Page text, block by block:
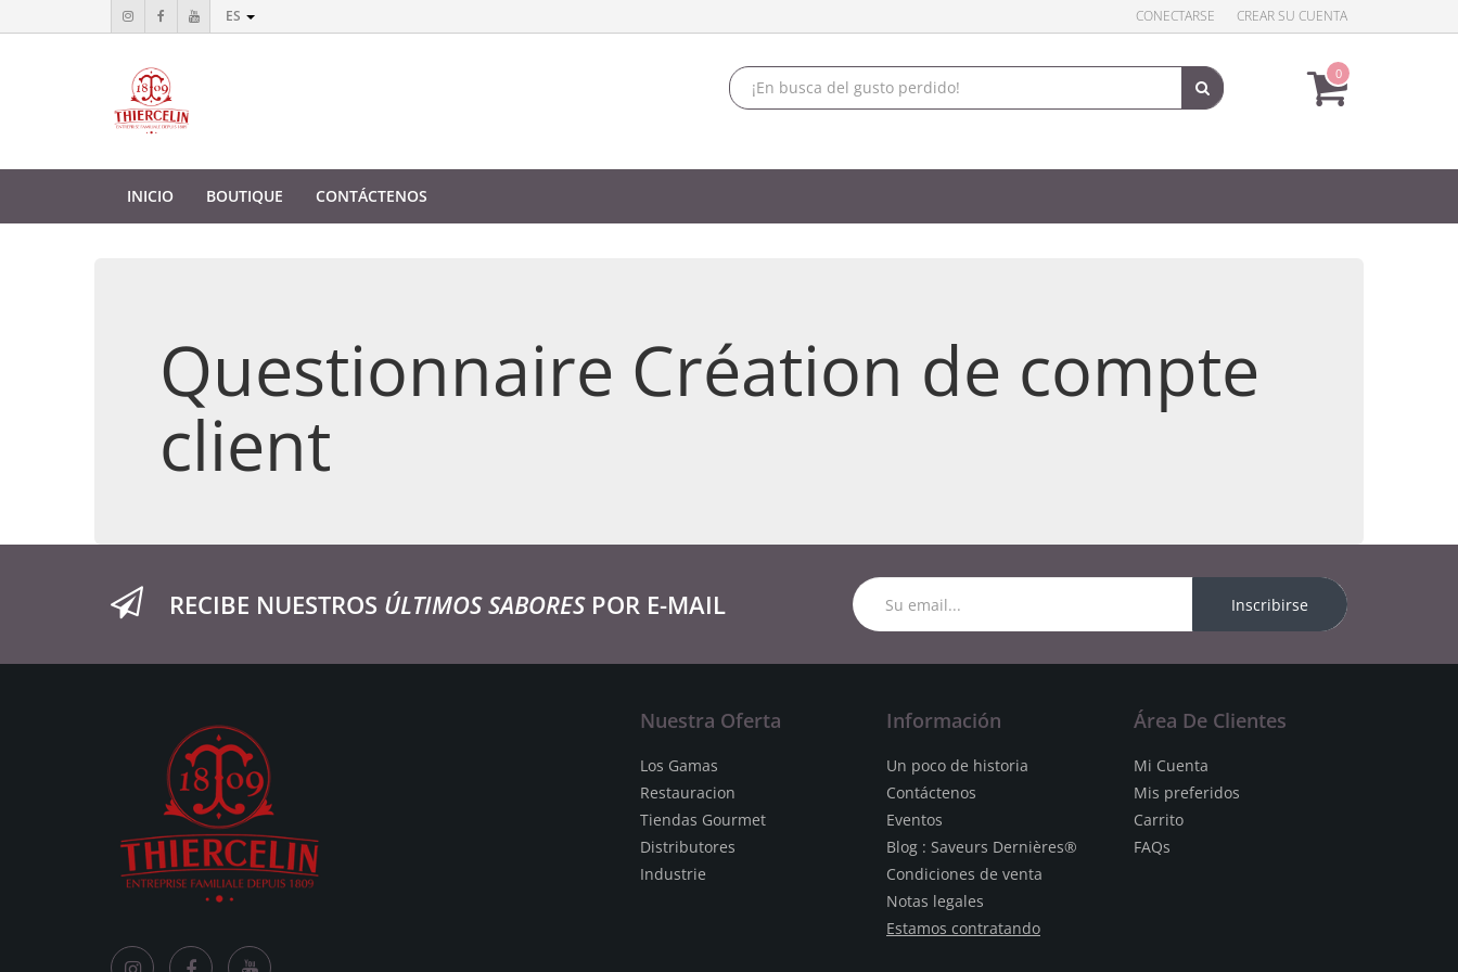
ES CONECTARSE CREAR SU CUENTA
0
INICIO BOUTIQUE CONTÁCTENOS
Questionnaire Création de compte
client
RECIBE NUESTROS ÚLTIMOS SABORESPOR E-MAIL Inscribirse
Nuestra Oferta
Los Gamas
Restauracion
Tiendas Gourmet
Distributores
Industrie
Información
Un poco de historia
Contáctenos
Eventos
Blog : Saveurs Dernières®
Condiciones de venta
Notas legales
Estamos contratando
Área De Clientes
Mi Cuenta
Mis preferidos
Carrito
FAQs